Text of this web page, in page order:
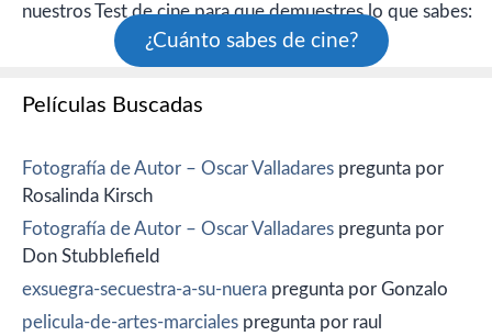
nuestros Test de cine para que demuestres lo que sabes:
¿Cuánto sabes de cine?
Películas Buscadas
Fotografía de Autor – Oscar Valladares pregunta por
Rosalinda Kirsch
Fotografía de Autor – Oscar Valladares pregunta por
Don Stubblefield
exsuegra-secuestra-a-su-nuera pregunta por Gonzalo
pelicula-de-artes-marciales pregunta por raul